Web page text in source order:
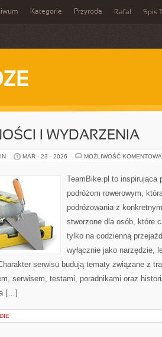
Kategorie Przyroda Rafał Spis
I WYDARZENIA
MAR - 23 - 2026 MOŻLIWOŚĆ
TeamBike.pl to inspirująca
podróżom rowerowym,
podróżowania z
stworzone dla osób, które
tylko na codzienną
wyłącznie jako narzędzie,
serwisu budują tematy związane z
serwisem, testami, poradnikami oraz
[…]